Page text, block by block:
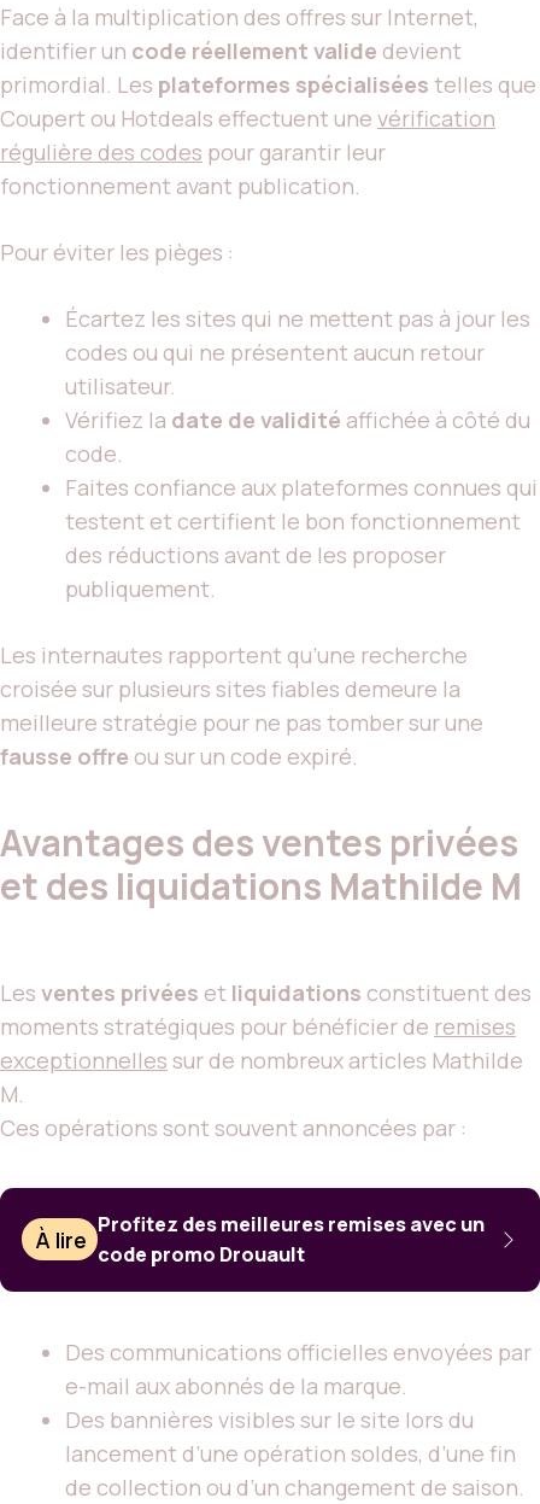
Face à la multiplication des offres sur Internet,
identifier un code réellement valide devient
primordial. Les plateformes spécialisées telles que
Coupert ou Hotdeals effectuent une vérification
régulière des codes pour garantir leur
fonctionnement avant publication.
Pour éviter les pièges :
Écartez les sites qui ne mettent pas à jour les
codes ou qui ne présentent aucun retour
utilisateur.
Vérifiez la date de validité affichée à côté du
code.
Faites confiance aux plateformes connues qui
testent et certifient le bon fonctionnement
des réductions avant de les proposer
publiquement.
Les internautes rapportent qu’une recherche
croisée sur plusieurs sites fiables demeure la
meilleure stratégie pour ne pas tomber sur une
fausse offre ou sur un code expiré.
Avantages des ventes privées
et des liquidations Mathilde M
Les ventes privées et liquidations constituent des
moments stratégiques pour bénéficier de remises
exceptionnelles sur de nombreux articles Mathilde
M.
Ces opérations sont souvent annoncées par :
À lire
Profitez des meilleures remises avec un
code promo Drouault
Des communications officielles envoyées par
e-mail aux abonnés de la marque.
Des bannières visibles sur le site lors du
lancement d’une opération soldes, d’une fin
de collection ou d’un changement de saison.